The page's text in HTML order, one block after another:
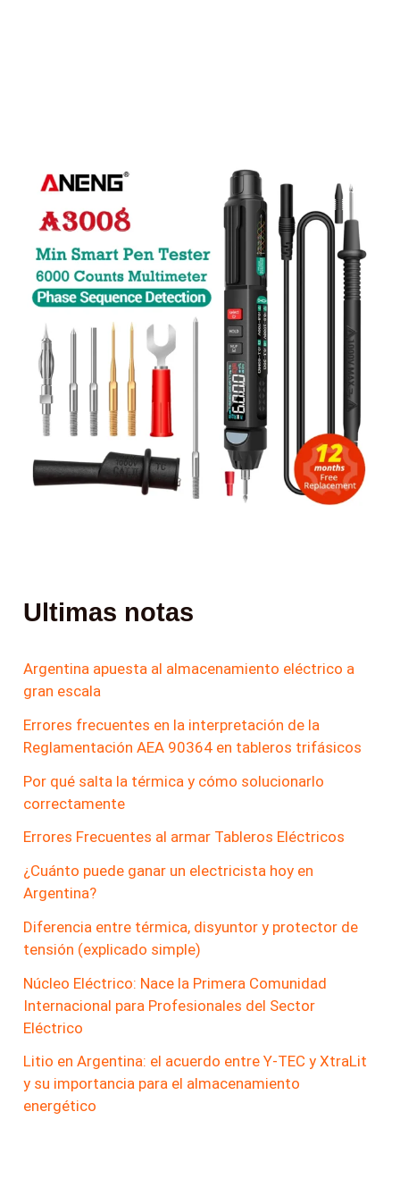
Ultimas notas
Argentina apuesta al almacenamiento eléctrico a
gran escala
Errores frecuentes en la interpretación de la
Reglamentación AEA 90364 en tableros trifásicos
Por qué salta la térmica y cómo solucionarlo
correctamente
Errores Frecuentes al armar Tableros Eléctricos
¿Cuánto puede ganar un electricista hoy en
Argentina?
Diferencia entre térmica, disyuntor y protector de
tensión (explicado simple)
Núcleo Eléctrico: Nace la Primera Comunidad
Internacional para Profesionales del Sector
Eléctrico
Litio en Argentina: el acuerdo entre Y-TEC y XtraLit
y su importancia para el almacenamiento
energético